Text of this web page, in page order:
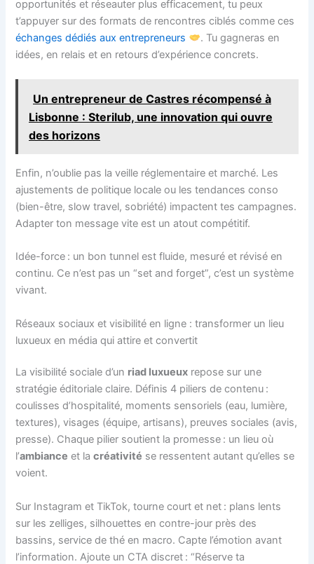
opportunités et réseauter plus efficacement, tu peux
t’appuyer sur des formats de rencontres ciblés comme ces
échanges dédiés aux entrepreneurs
. Tu gagneras en
idées, en relais et en retours d’expérience concrets.
Un entrepreneur de Castres récompensé à
Lisbonne : Sterilub, une innovation qui ouvre
des horizons
Enfin, n’oublie pas la veille réglementaire et marché. Les
ajustements de politique locale ou les tendances conso
(bien-être, slow travel, sobriété) impactent tes campagnes.
Adapter ton message vite est un atout compétitif.
Idée-force : un bon tunnel est fluide, mesuré et révisé en
continu. Ce n’est pas un “set and forget”, c’est un système
vivant.
Réseaux sociaux et visibilité en ligne : transformer un lieu
luxueux en média qui attire et convertit
La visibilité sociale d’un riad luxueux repose sur une
stratégie éditoriale claire. Définis 4 piliers de contenu :
coulisses d’hospitalité, moments sensoriels (eau, lumière,
textures), visages (équipe, artisans), preuves sociales (avis,
presse). Chaque pilier soutient la promesse : un lieu où
l’ambiance et lacréativité se ressentent autant qu’elles se
voient.
Sur Instagram et TikTok, tourne court et net : plans lents
sur les zelliges, silhouettes en contre-jour près des
bassins, service de thé en macro. Capte l’émotion avant
l’information. Ajoute un CTA discret : “Réserve ta